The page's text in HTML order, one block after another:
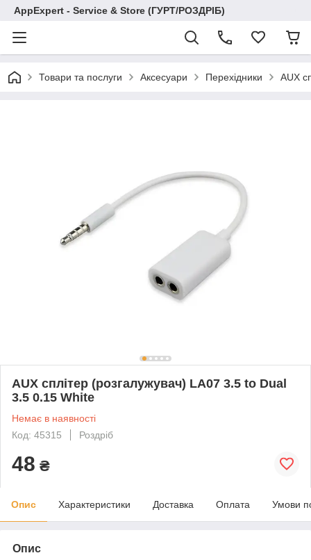
AppExpert - Service & Store (ГУРТ/РОЗДРІБ)
Товари та послуги Аксесуари Перехідники AUX
AUX сплітер (розгалужувач) LA07 3.5 to Dual
3.5 0.15 White
Немає в наявності
Код: 45315
Роздріб
48 ₴
Опис Характеристики Доставка Оплата Умови
Опис